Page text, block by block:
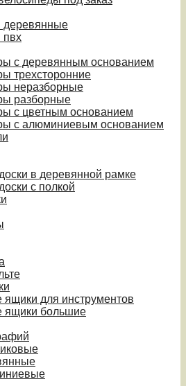
деревянные
пвх
с деревянным основанием
трехсторонние
неразборные
разборные
с цветным основанием
с алюминиевым основанием
в деревянной рамке
с полкой
для инструментов
ящики большие